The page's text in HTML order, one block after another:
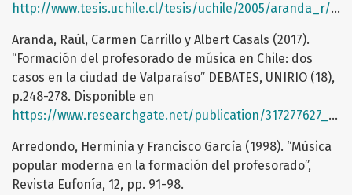
http://www.tesis.uchile.cl/tesis/uchile/2005/aranda_r/sources/aranda_r.pdf
Aranda, Raúl, Carmen Carrillo y Albert Casals (2017).
“Formación del profesorado de música en Chile: dos
casos en la ciudad de Valparaíso” DEBATES, UNIRIO (18),
p.248-278. Disponible en
https://www.researchgate.net/publication/317277627_Formacion_del_profesorado_de_musica_en_Chile_dos_casos_en_la_ciudad_de_Valparaiso
Arredondo, Herminia y Francisco García (1998). “Música
popular moderna en la formación del profesorado”,
Revista Eufonía, 12, pp. 91-98.